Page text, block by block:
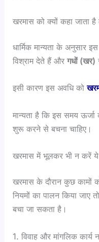
खरमास को क्यों कहा जाता है
धार्मिक मान्यता के अनुसार
विश्राम देते हैं औरगधों (खर)
इसी कारण इस अवधि को
मान्यता है कि इस समय ऊर्जा
शुरू करने से बचना चाहिए।
खरमास में भूलकर भी न करें ये
खरमास के दौरान कुछ कामों
नियमों का पालन किया जाए
बचा जा सकता है।
1. विवाह और मांगलिक कार्य